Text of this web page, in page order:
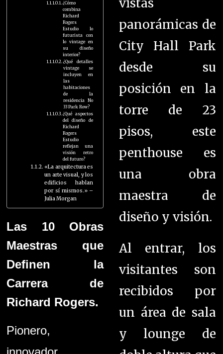
¿Cómo
combina
Richard
Rogers
Estudio lo
futurista con
lo vintage en
su diseño
interior?
¿Qué detalles
vintage se
incluyen en
las
habitaciones
de la
residencia No
33 Park Row?
¿Qué aspectos
del diseño de
Richard
Rogers
Estudio
reflejan una
visión retro
del futuro?
«La arquitectura es
un arte visual, y los
edificios hablan
por sí mismos.» –
Julia Morgan
Las 10 Obras
Maestras que
Definen la
Carrera de
Richard Rogers.
Pionero,
vistas
panorámicas de
City Hall Park
desde su
posición en la
torre de 23
pisos, este
penthouse es
una obra
maestra de
diseño y visión.
Al entrar, los
visitantes son
recibidos por
un área de sala
y lounge de